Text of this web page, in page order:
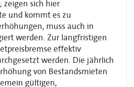
zeigen sich hier
und kommt es zu
muss auch in
werden. Zur langfristigen
effektiv
werden. Die jährlich
von Bestandsmieten
gültigen,